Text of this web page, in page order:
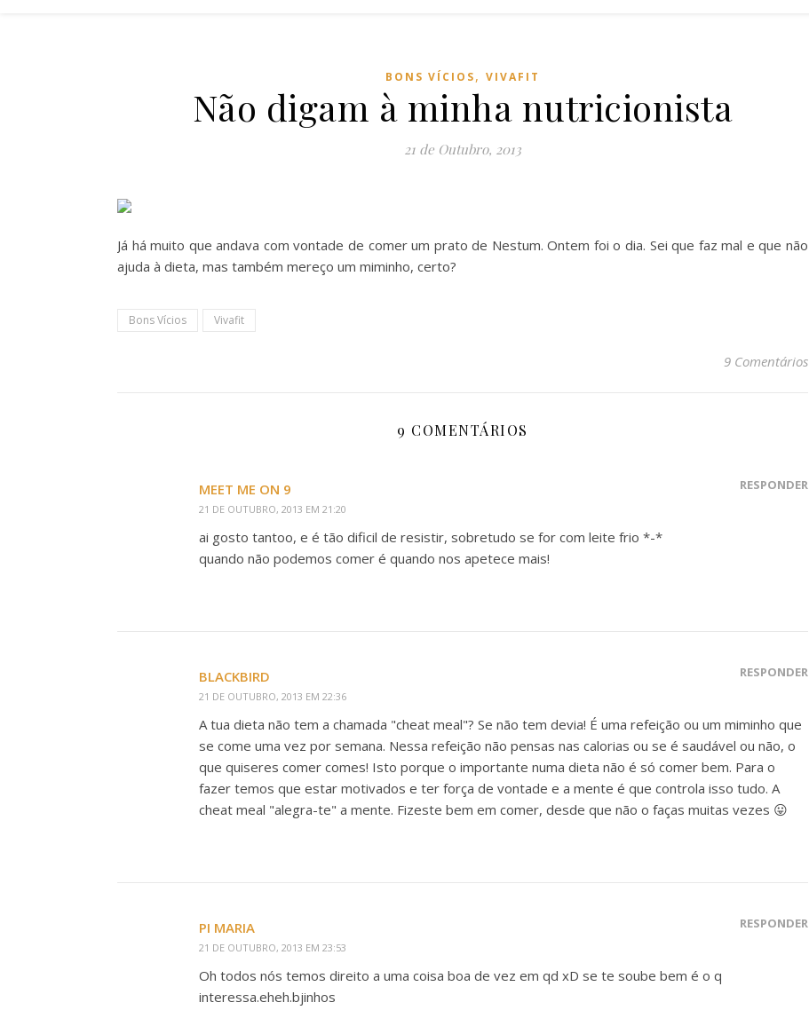
BONS VÍCIOS, VIVAFIT
Não digam à minha nutricionista
21 de Outubro, 2013
Já há muito que andava com vontade de comer um prato de Nestum. Ontem foi o dia. Sei que faz mal e que não
ajuda à dieta, mas também mereço um miminho, certo?
Bons Vícios Vivafit
9 Comentários
9 COMENTÁRIOS
MEET ME ON 9
21 DE OUTUBRO, 2013 EM 21:20
RESPONDER
ai gosto tantoo, e é tão dificil de resistir, sobretudo se for com leite frio *-*
quando não podemos comer é quando nos apetece mais!
BLACKBIRD
21 DE OUTUBRO, 2013 EM 22:36
RESPONDER
A tua dieta não tem a chamada "cheat meal"? Se não tem devia! É uma refeição ou um miminho que
se come uma vez por semana. Nessa refeição não pensas nas calorias ou se é saudável ou não, o
que quiseres comer comes! Isto porque o importante numa dieta não é só comer bem. Para o
fazer temos que estar motivados e ter força de vontade e a mente é que controla isso tudo. A
cheat meal "alegra-te" a mente. Fizeste bem em comer, desde que não o faças muitas vezes 😛
PI MARIA
21 DE OUTUBRO, 2013 EM 23:53
RESPONDER
Oh todos nós temos direito a uma coisa boa de vez em qd xD se te soube bem é o q
interessa.eheh.bjinhos